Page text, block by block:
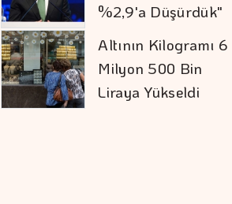
%2,9'a Düşürdük"
Altının Kilogramı 6
Milyon 500 Bin
Liraya Yükseldi